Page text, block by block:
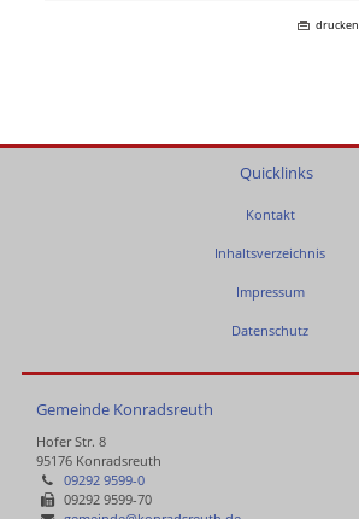
drucken
Quicklinks
Kontakt
Inhaltsverzeichnis
Impressum
Datenschutz
Gemeinde Konradsreuth
Hofer Str. 8
95176 Konradsreuth
09292 9599-0
09292 9599-70